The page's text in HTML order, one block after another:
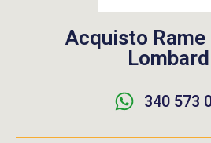
Acquisto Rame
340 573